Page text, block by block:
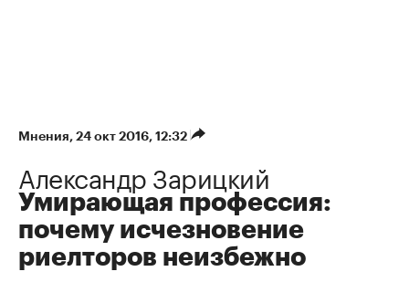
Мнения⁠, 24 окт 2016, 12:32
Александр Зарицкий
Умирающая профессия:
почему исчезновение
риелторов неизбежно